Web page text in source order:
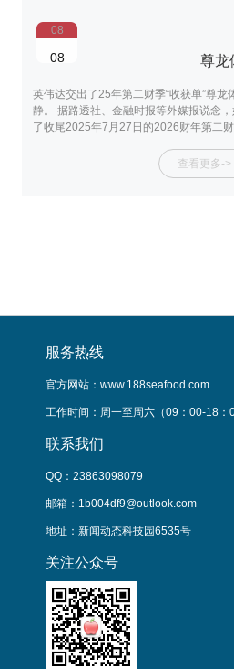
08
08
英伟达交出了25年第二财季“收获单”尊
静。 据路透社、金融时报等外媒报说念
了收尾2025年7月27日的2026财年第二
为460.58亿好意思元；专注于东说念主
亿好意思元，上年同期为262.72亿好意
查看更多->
服务热线
官方网站：www.188seafood.com
工作时间：周一至周六（09：00-18：
联系我们
QQ：23863098079
邮箱：1b004df9@outlook.com
地址：新闻动态科技园6535号
关注公众号